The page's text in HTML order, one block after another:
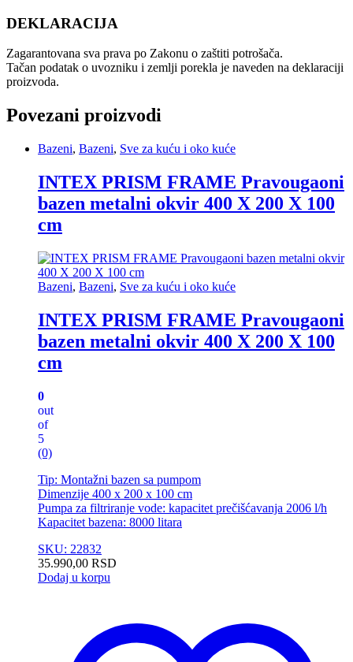
DEKLARACIJA
Zagarantovana sva prava po Zakonu o zaštiti potrošača.
Tačan podatak o uvozniku i zemlji porekla je naveden na deklaraciji
proizvoda.
Povezani proizvodi
Bazeni, Bazeni, Sve za kuću i oko kuće
INTEX PRISM FRAME Pravougaoni
bazen metalni okvir 400 X 200 X 100
cm
Bazeni, Bazeni, Sve za kuću i oko kuće
INTEX PRISM FRAME Pravougaoni
bazen metalni okvir 400 X 200 X 100
cm
0
out
of
5
(0)
Tip: Montažni bazen sa pumpom
Dimenzije 400 x 200 x 100 cm
Pumpa za filtriranje vode: kapacitet prečišćavanja 2006 l/h
Kapacitet bazena: 8000 litara
SKU: 22832
35.990,00 RSD
Dodaj u korpu